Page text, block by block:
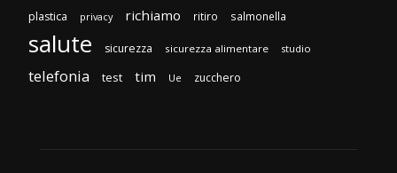
plastica privacy richiamo ritiro salmonella
salute sicurezza sicurezza alimentare studio
telefonia test tim Ue zucchero